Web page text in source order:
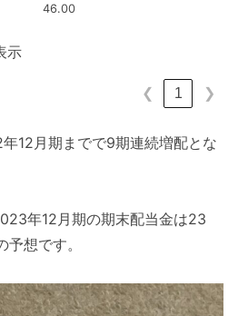
46.00
示
❮ 1 ❯
12月期までで9期連続増配とな
年12月期の期末配当金は23
想です。